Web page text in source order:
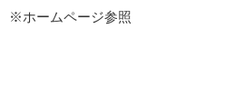
※ホームページ参照